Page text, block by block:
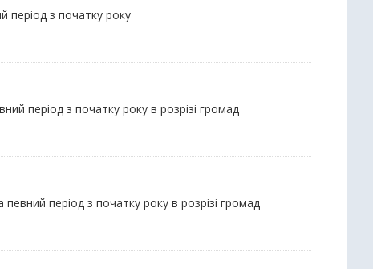
період з початку року
період з початку року в розрізі громад
період з початку року в розрізі громад